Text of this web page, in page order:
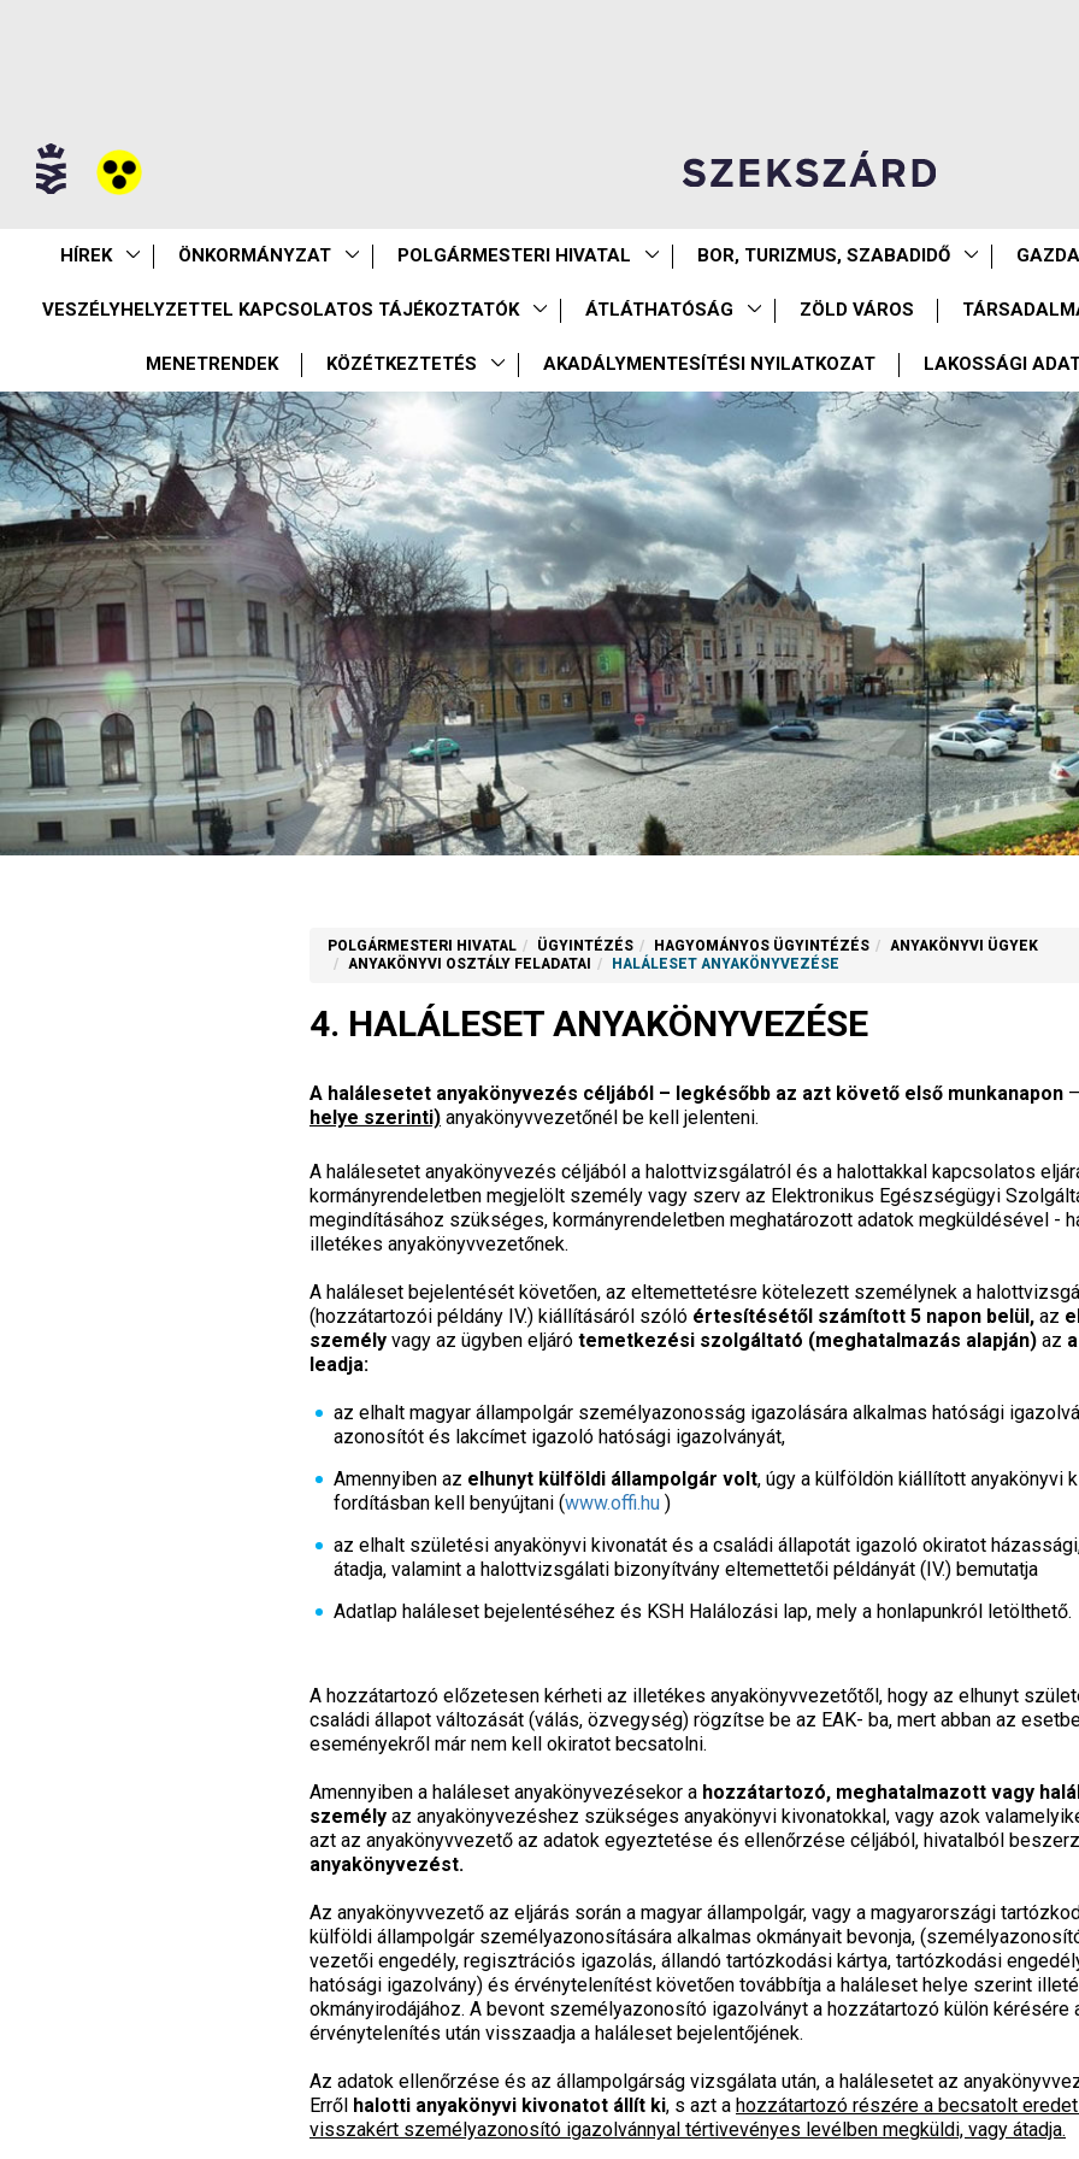
HÍREK ÖNKORMÁNYZAT POLGÁRMESTERI HIVATAL BOR, TURIZMUS, SZABADIDŐ
VESZÉLYHELYZETTEL KAPCSOLATOS TÁJÉKOZTATÓK ÁTLÁTHATÓSÁG ZÖLD VÁROS
MENETRENDEK KÖZÉTKEZTETÉS AKADÁLYMENTESÍTÉSI NYILATKOZAT LAKOSSÁGI
POLGÁRMESTERI HIVATAL ÜGYINTÉZÉS HAGYOMÁNYOS ÜGYINTÉZÉS
ANYAKÖNYVI ÜGYEK
ANYAKÖNYVI OSZTÁLY FELADATAI
HALÁLESET ANYAKÖNYVEZÉSE
4. HALÁLESET ANYAKÖNYVEZÉSE
A halálesetet anyakönyvezés céljából – legkésőbb az azt követő első munkanapon
helye szerinti) anyakönyvvezetőnél be kell jelenteni.
A halálesetet anyakönyvezés céljából a halottvizsgálatról és a halottakkal kapcsolatos
kormányrendeletben megjelölt személy vagy szerv az Elektronikus Egészségügyi
megindításához szükséges, kormányrendeletben meghatározott adatok megküldésével -
illetékes anyakönyvvezetőnek.
A haláleset bejelentését követően, az eltemettetésre kötelezett személynek a
(hozzátartozói példány IV.) kiállításáról szóló értesítésétől számított 5 napon belül, az
személy vagy az ügyben eljáró temetkezési szolgáltató (meghatalmazás alapján) az
leadja:
az elhalt magyar állampolgár személyazonosság igazolására alkalmas hatósági
azonosítót és lakcímet igazoló hatósági igazolványát,
Amennyiben az elhunyt külföldi állampolgár volt, úgy a külföldön kiállított anyakönyvi
fordításban kell benyújtani (www.offi.hu )
az elhalt születési anyakönyvi kivonatát és a családi állapotát igazoló okiratot
átadja, valamint a halottvizsgálati bizonyítvány eltemettetői példányát (IV.) bemutatja
Adatlap haláleset bejelentéséhez és KSH Halálozási lap, mely a honlapunkról letölthető.
A hozzátartozó előzetesen kérheti az illetékes anyakönyvvezetőtől, hogy az elhunyt
családi állapot változását (válás, özvegység) rögzítse be az EAK- ba, mert abban az
eseményekről már nem kell okiratot becsatolni.
Amennyiben a haláleset anyakönyvezésekor a hozzátartozó, meghatalmazott vagy
személy az anyakönyvezéshez szükséges anyakönyvi kivonatokkal, vagy azok
azt az anyakönyvvezető az adatok egyeztetése és ellenőrzése céljából, hivatalból
anyakönyvezést.
Az anyakönyvvezető az eljárás során a magyar állampolgár, vagy a magyarországi
külföldi állampolgár személyazonosítására alkalmas okmányait bevonja,
vezetői engedély, regisztrációs igazolás, állandó tartózkodási kártya, tartózkodási
hatósági igazolvány) és érvénytelenítést követően továbbítja a haláleset helye szerint
okmányirodájához. A bevont személyazonosító igazolványt a hozzátartozó külön kérésére
érvénytelenítés után visszaadja a haláleset bejelentőjének.
Az adatok ellenőrzése és az állampolgárság vizsgálata után, a halálesetet az
Erről halotti anyakönyvi kivonatot állít ki, s azt a hozzátartozó részére a becsatolt
visszakért személyazonosító igazolvánnyal tértivevényes levélben megküldi, vagy átadja.